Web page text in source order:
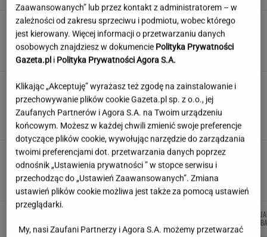
Nie czekaj, aż będzie za późno. To może
oznaczać, że szkoła przestała służyć dziecku
MATERIAŁ PROMOCYJNY
Siedem lat gehenny. "Spłacamy
kredyty za mieszkania, w których mieszkają
ludzie dewelopera"
SUBSKRYPCJA
Ciągnie cię do niedostępnych osób?
Psychologia mówi o powodach
Zaawansowanych” lub przez kontakt z administratorem – w
zależności od zakresu sprzeciwu i podmiotu, wobec którego
jest kierowany. Więcej informacji o przetwarzaniu danych
osobowych znajdziesz w dokumencie Polityka Prywatności
Gazeta.pl i Polityka Prywatności Agora S.A.
Klikając „Akceptuję” wyrażasz też zgodę na zainstalowanie i
przechowywanie plików cookie Gazeta.pl sp. z o.o., jej
Zaufanych Partnerów i Agora S.A. na Twoim urządzeniu
końcowym. Możesz w każdej chwili zmienić swoje preferencje
dotyczące plików cookie, wywołując narzędzie do zarządzania
twoimi preferencjami dot. przetwarzania danych poprzez
odnośnik „Ustawienia prywatności ” w stopce serwisu i
przechodząc do „Ustawień Zaawansowanych”. Zmiana
ustawień plików cookie możliwa jest także za pomocą ustawień
przeglądarki.
My, nasi Zaufani Partnerzy i Agora S.A. możemy przetwarzać